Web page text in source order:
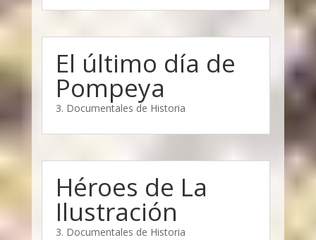
El último día de
Pompeya
3. Documentales de Historia
Héroes de La
Ilustración
3. Documentales de Historia